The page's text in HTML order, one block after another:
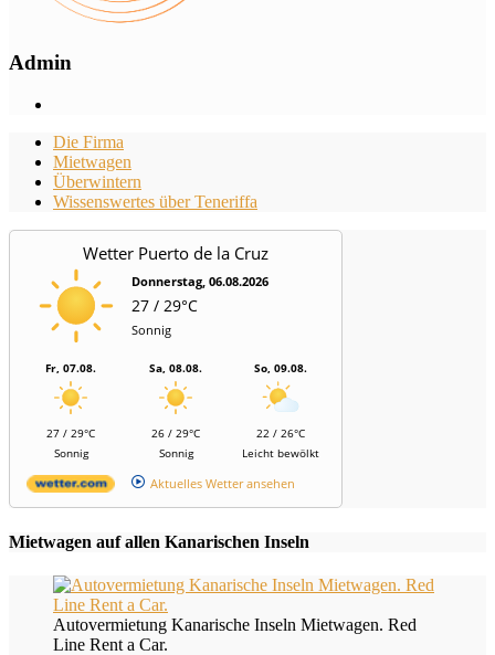
Admin
Die Firma
Mietwagen
Überwintern
Wissenswertes über Teneriffa
Wetter Puerto de la Cruz
Donnerstag, 06.08.2026
27 / 29°C
Sonnig
Fr, 07.08.
27 / 29°C
Sonnig
Sa, 08.08.
26 / 29°C
Sonnig
So, 09.08.
22 / 26°C
Leicht bewölkt
Aktuelles Wetter ansehen
Mietwagen auf allen Kanarischen Inseln
Autovermietung Kanarische Inseln Mietwagen. Red
Line Rent a Car.